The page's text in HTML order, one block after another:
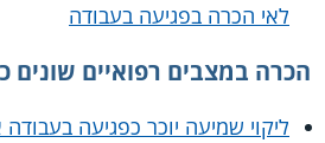
לאי הכרה בפגיעה בעבודה
הכרה במצבים רפואיים שונים
ליקוי שמיעה יוכר כפגיעה